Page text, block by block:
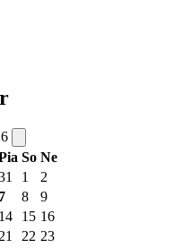
So Ne
1
2
7 8
9
14 15 16
21 22 23